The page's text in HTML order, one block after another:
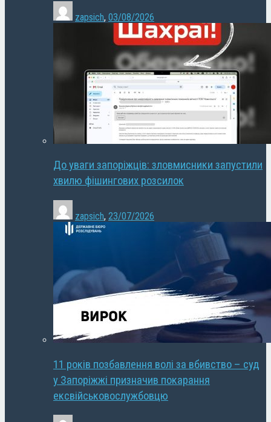
zapsich, 03/08/2026
До уваги запоріжців: зловмисники запустили
хвилю фішингових розсилок
zapsich, 23/07/2026
11 років позбавлення волі за вбивство – суд
у Запоріжжі призначив покарання
ексвійськовослужбовцю